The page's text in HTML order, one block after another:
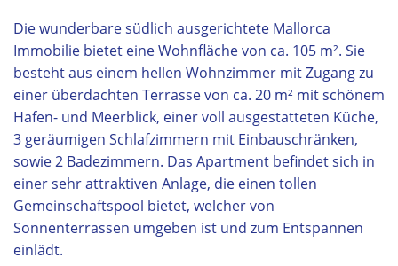
Die wunderbare südlich ausgerichtete Mallorca
Immobilie bietet eine Wohnfläche von ca. 105 m². Sie
besteht aus einem hellen Wohnzimmer mit Zugang zu
einer überdachten Terrasse von ca. 20 m² mit schönem
Hafen- und Meerblick, einer voll ausgestatteten Küche,
3 geräumigen Schlafzimmern mit Einbauschränken,
sowie 2 Badezimmern. Das Apartment befindet sich in
einer sehr attraktiven Anlage, die einen tollen
Gemeinschaftspool bietet, welcher von
Sonnenterrassen umgeben ist und zum Entspannen
einlädt.